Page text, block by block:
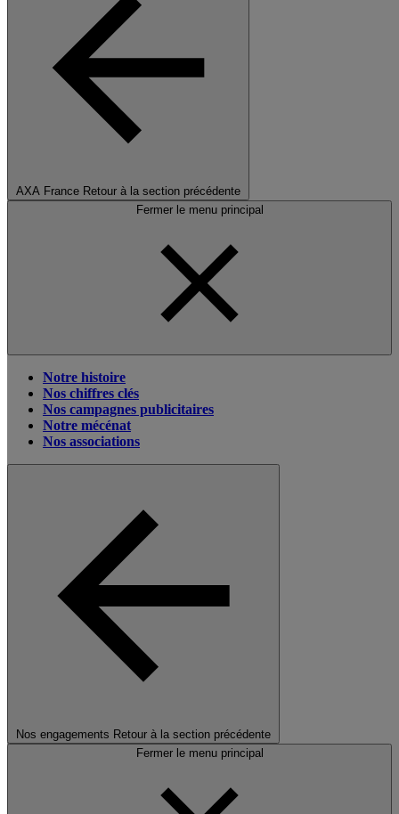
AXA France Retour à la section précédente
Fermer le menu principal
Notre histoire
Nos chiffres clés
Nos campagnes publicitaires
Notre mécénat
Nos associations
Nos engagements Retour à la section précédente
Fermer le menu principal